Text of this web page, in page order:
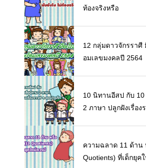
ท้องจริงหรือ
12 กลุ่มดาวจักรราศี
อมเลขมงคลปี 2564
10 นิทานอีสป กับ
2 ภาษา ปลูกฝังเรื่อง
ความฉลาด 11 ด้าน
Quotients) ที่เด็กยุค